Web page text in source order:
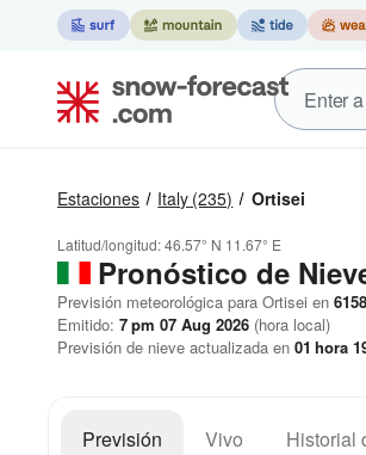
Estaciones Italy (235) Ortisei
Latitud/longitud:46.57° N 11.67° E
Pronóstico de
Previsión meteorológica para Ortisei en 6158
Emitido: 7 pm 07 Aug 2026 (hora local)
Previsión de nieve actualizada en 01 hora
Previsión Vivo Historial